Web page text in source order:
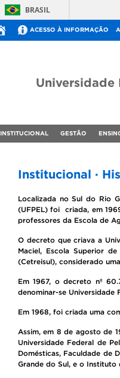
BRASIL
ACESSO À INFORMAÇÃO
Universidade
INSTITUCIONAL GESTÃO
Institucional ·
Localizada no Sul do Rio
(UFPEL) foi criada, em
professores da Escola de
O decreto que criava a
Maciel, Escola Superior
(Cetreisul), considerado
Em 1967, o decreto nº
denominar-se Universidade
Em 1968, foi criada uma
Assim, em 8 de agosto de
Universidade Federal de
Domésticas, Faculdade de
Grande do Sul, e o Instituto